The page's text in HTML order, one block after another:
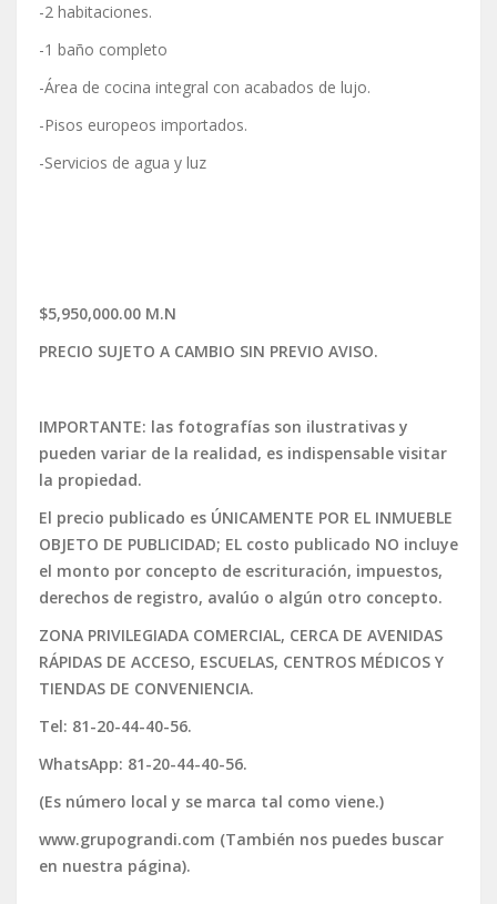
-2 habitaciones.
-1 baño completo
-Área de cocina integral con acabados de lujo.
-Pisos europeos importados.
-Servicios de agua y luz
$5,950,000.00 M.N
PRECIO SUJETO A CAMBIO SIN PREVIO AVISO.
IMPORTANTE: las fotografías son ilustrativas y
pueden variar de la realidad, es indispensable visitar
la propiedad.
El precio publicado es ÚNICAMENTE POR EL INMUEBLE
OBJETO DE PUBLICIDAD; EL costo publicado NO incluye
el monto por concepto de escrituración, impuestos,
derechos de registro, avalúo o algún otro concepto.
ZONA PRIVILEGIADA COMERCIAL, CERCA DE AVENIDAS
RÁPIDAS DE ACCESO, ESCUELAS, CENTROS MÉDICOS Y
TIENDAS DE CONVENIENCIA.
Tel: 81-20-44-40-56.
WhatsApp: 81-20-44-40-56.
(Es número local y se marca tal como viene.)
www.grupograndi.com (También nos puedes buscar
en nuestra página).